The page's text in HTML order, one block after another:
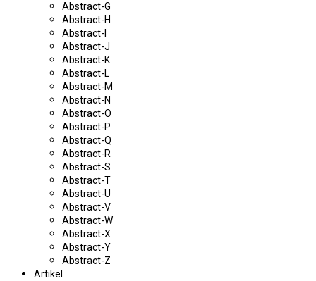
Abstract-G
Abstract-H
Abstract-I
Abstract-J
Abstract-K
Abstract-L
Abstract-M
Abstract-N
Abstract-O
Abstract-P
Abstract-Q
Abstract-R
Abstract-S
Abstract-T
Abstract-U
Abstract-V
Abstract-W
Abstract-X
Abstract-Y
Abstract-Z
Artikel